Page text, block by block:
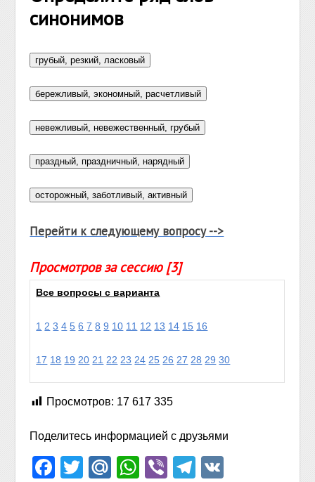
синонимов
Перейти к следующему вопросу -->
Просмотров за сессию [3]
Все вопросы с варианта
1 2 3 4 5 6 7 8 9 10 11 12 13 14 15 16
17 18 19 20 21 22 23 24 25 26 27 28 29 30
Просмотров: 17 617 335
Поделитесь информацией с друзьями
Facebook
TwitterMail.Ru
WhatsApp
ViberTelegram